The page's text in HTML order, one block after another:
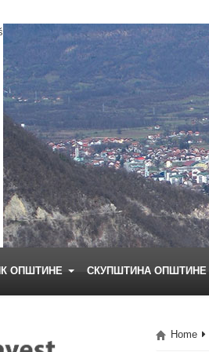
ОПШТИНЕ СКУПШТИНА ОПШТИНЕ
Home